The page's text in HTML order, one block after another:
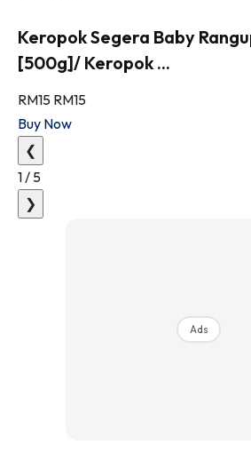
Keropok Segera Baby
[500g]/ Keropok ...
RM15 RM15
Buy Now
❮
1 / 5
❯
Ads